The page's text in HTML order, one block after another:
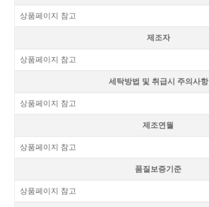
상품페이지 참고
제조자
상품페이지 참고
세탁방법 및 취급시 주의사항
상품페이지 참고
제조연월
상품페이지 참고
품질보증기준
상품페이지 참고